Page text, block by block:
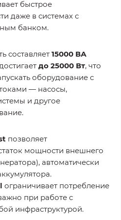
быстрое
даже в системах с
банком.
составляет 15000 ВА
до 25000 Вт, что
оборудование с
— насосы,
и другое
позволяет
мощности внешнего
автоматически
ограничивает потребление
при работе с
инфраструктурой.